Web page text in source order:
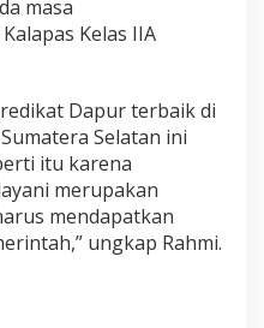
masa
Kelas IIA
Dapur terbaik di
Selatan ini
itu karena
merupakan
mendapatkan
ungkap Rahmi.